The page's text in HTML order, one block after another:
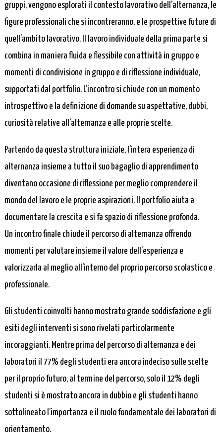
gruppi, vengono esplorati il contesto lavorativo dell’alternanza, le
figure professionali che si incontreranno, e le prospettive future di
quell’ambito lavorativo. Il lavoro individuale della prima parte si
combina in maniera fluida e flessibile con attività in gruppo e
momenti di condivisione in gruppo e di riflessione individuale,
supportati dal portfolio. L’incontro si chiude con un momento
introspettivo e la definizione di domande su aspettative, dubbi,
curiosità relative all’alternanza e alle proprie scelte.
Partendo da questa struttura iniziale, l’intera esperienza di
alternanza insieme a tutto il suo bagaglio di apprendimento
diventano occasione di riflessione per meglio comprendere il
mondo del lavoro e le proprie aspirazioni. Il portfolio aiuta a
documentare la crescita e si fa spazio di riflessione profonda.
Un incontro finale chiude il percorso di alternanza offrendo
momenti per valutare insieme il valore dell’esperienza e
valorizzarla al meglio all’interno del proprio percorso scolastico e
professionale.
Gli studenti coinvolti hanno mostrato grande soddisfazione e gli
esiti degli interventi si sono rivelati particolarmente
incoraggianti. Mentre prima del percorso di alternanza e dei
laboratori il 77% degli studenti era ancora indeciso sulle scelte
per il proprio futuro, al termine del percorso, solo il 12% degli
studenti si è mostrato ancora in dubbio e gli studenti hanno
sottolineato l’importanza e il ruolo fondamentale dei laboratori di
orientamento.